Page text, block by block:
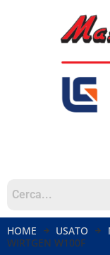
HOME USATO
WIRTGEN W100F